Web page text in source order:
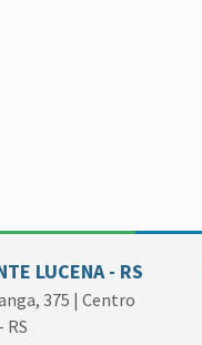
LUCENA - RS
375 | Centro
RS